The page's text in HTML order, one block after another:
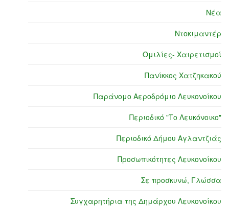
Νέα
Ντοκιμαντέρ
Ομιλίες- Χαιρετισμοί
Πανίκκος Χατζηκακού
Παράνομο Αεροδρόμιο Λευκονοίκου
Περιοδικό "Το Λευκόνοικο"
Περιοδικό Δήμου Αγλαντζιάς
Προσωπικότητες Λευκονοίκου
Σε προσκυνώ, Γλώσσα
Συγχαρητήρια της Δημάρχου Λευκονοίκου